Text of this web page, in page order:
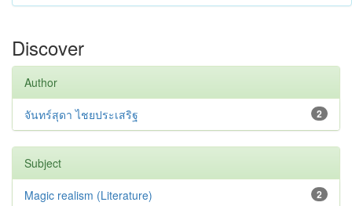
Discover
Author
2
จันทร์สุดา ไชยประเสริฐ
Subject
2
Magic realism (Literature)